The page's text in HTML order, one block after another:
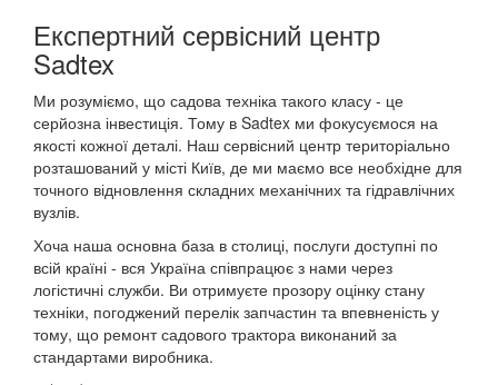
Експертний сервісний центр
Sadtex
Ми розуміємо, що садова техніка такого класу - це
серйозна інвестиція. Тому в Sadtex ми фокусуємося на
якості кожної деталі. Наш сервісний центр територіально
розташований у місті Київ, де ми маємо все необхідне для
точного відновлення складних механічних та гідравлічних
вузлів.
Хоча наша основна база в столиці, послуги доступні по
всій країні - вся Україна співпрацює з нами через
логістичні служби. Ви отримуєте прозору оцінку стану
техніки, погоджений перелік запчастин та впевненість у
тому, що ремонт садового трактора виконаний за
стандартами виробника.